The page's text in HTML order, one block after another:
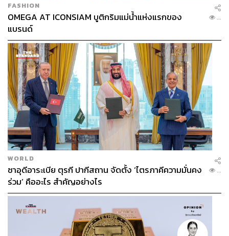
FASHION
OMEGA AT ICONSIAM บูติกริมแม่น้ำแห่งแรกของ
แบรนด์
...
WORLD
ซาอุดีอาระเบีย ตุรกี ปากีสถาน จัดตั้ง ‘ไตรภาคีความมั่นคง
ร่วม’ คืออะไร สำคัญอย่างไร
...